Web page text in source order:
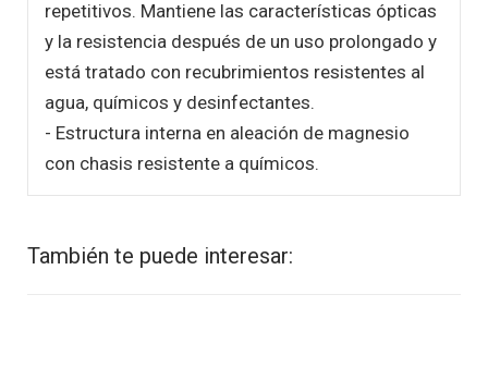
repetitivos. Mantiene las características ópticas
y la resistencia después de un uso prolongado y
está tratado con recubrimientos resistentes al
agua, químicos y desinfectantes.
- Estructura interna en aleación de magnesio
con chasis resistente a químicos.
También te puede interesar: